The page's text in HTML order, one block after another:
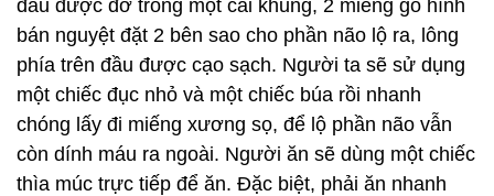
đầu được đỡ trong một cái khung, 2 miếng gỗ hình
bán nguyệt đặt 2 bên sao cho phần não lộ ra, lông
phía trên đầu được cạo sạch. Người ta sẽ sử dụng
một chiếc đục nhỏ và một chiếc búa rồi nhanh
chóng lấy đi miếng xương sọ, để lộ phần não vẫn
còn dính máu ra ngoài. Người ăn sẽ dùng một chiếc
thìa múc trực tiếp để ăn. Đặc biệt, phải ăn nhanh